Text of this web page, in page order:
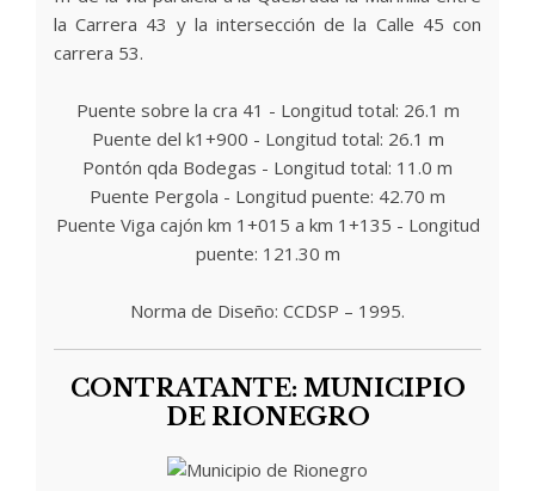
la Carrera 43 y la intersección de la Calle 45 con
carrera 53.
Puente sobre la cra 41 - Longitud total: 26.1 m
Puente del k1+900 - Longitud total: 26.1 m
Pontón qda Bodegas - Longitud total: 11.0 m
Puente Pergola - Longitud puente: 42.70 m
Puente Viga cajón km 1+015 a km 1+135 - Longitud
puente: 121.30 m
Norma de Diseño: CCDSP – 1995.
CONTRATANTE: MUNICIPIO
DE RIONEGRO